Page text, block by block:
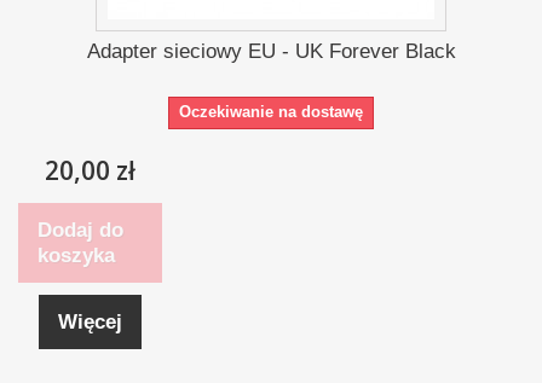
Adapter sieciowy EU - UK Forever Black
Oczekiwanie na dostawę
20,00 zł
Dodaj do
koszyka
Więcej